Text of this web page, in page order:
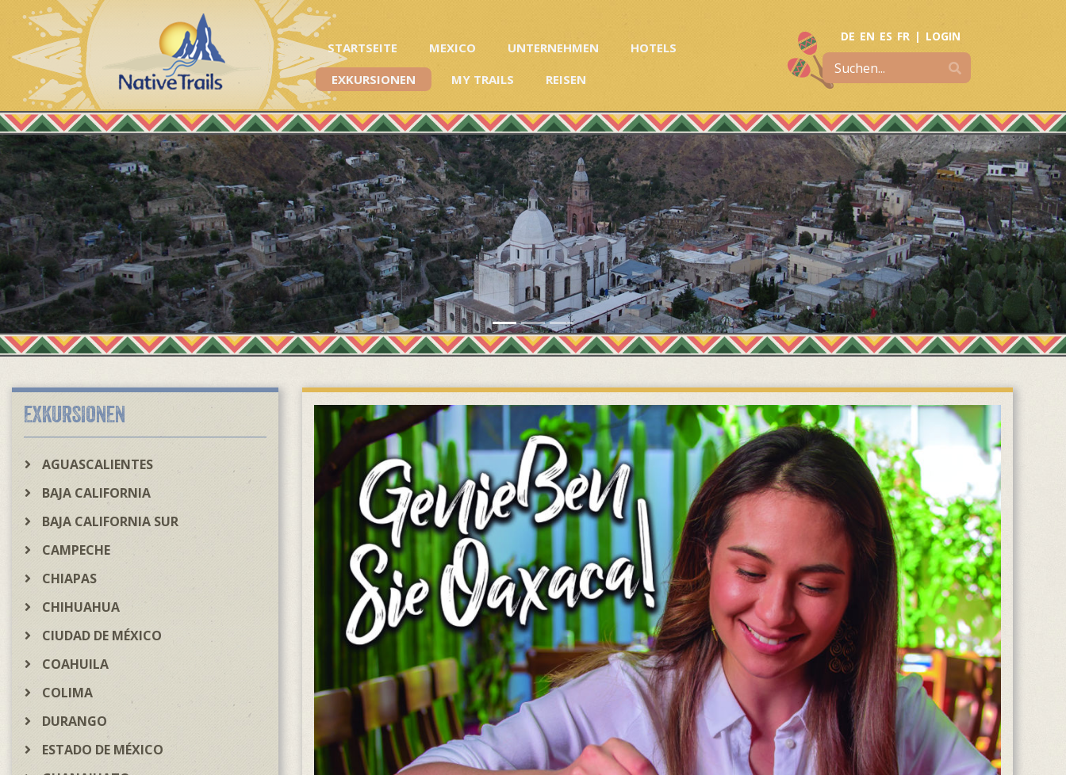
STARTSEITE MEXICO UNTERNEHMEN
HOTELS
EXKURSIONEN
MY TRAILS REISEN
DE EN ES FR | LOGIN
EXKURSIONEN
AGUASCALIENTES
BAJA CALIFORNIA
BAJA CALIFORNIA SUR
CAMPECHE
CHIAPAS
CHIHUAHUA
CIUDAD DE MÉXICO
COAHUILA
COLIMA
DURANGO
ESTADO DE MÉXICO